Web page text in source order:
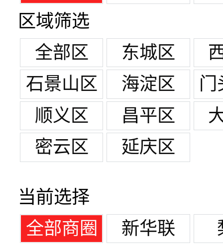
区域筛选
全部区
东城区
石景山区
海淀区
门
顺义区
昌平区
密云区
延庆区
当前选择
全部商圈
新华联